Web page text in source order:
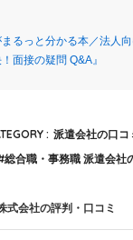
まるっと分かる本／法人向
面接の疑問 Q&A』
: 派遣会社の口コ
総合職・事務職 派遣会社
式会社の評判・口コミ